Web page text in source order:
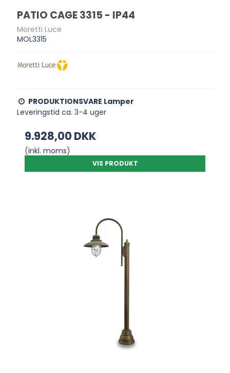
PATIO CAGE 3315 - IP44
Moretti Luce
MOL3315
PRODUKTIONSVARE Lamper
Leveringstid ca. 3-4 uger
9.928,00 DKK
(inkl. moms)
VIS PRODUKT